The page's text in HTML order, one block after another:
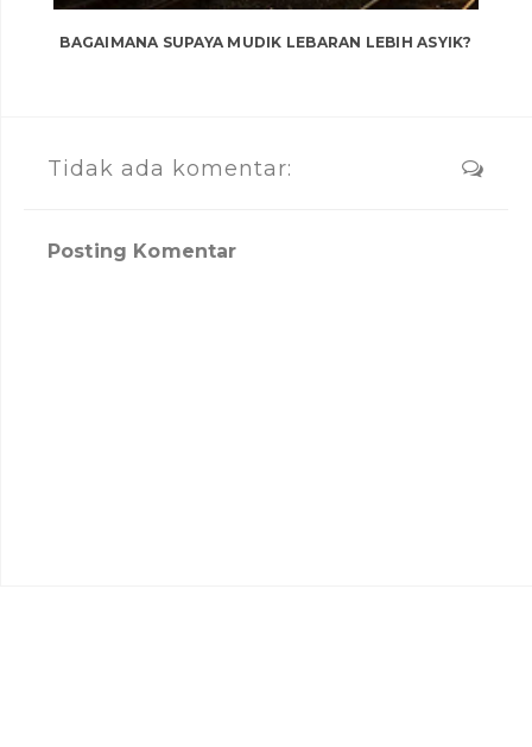
BAGAIMANA SUPAYA MUDIK LEBARAN LEBIH ASYIK?
Tidak ada komentar:
Posting Komentar